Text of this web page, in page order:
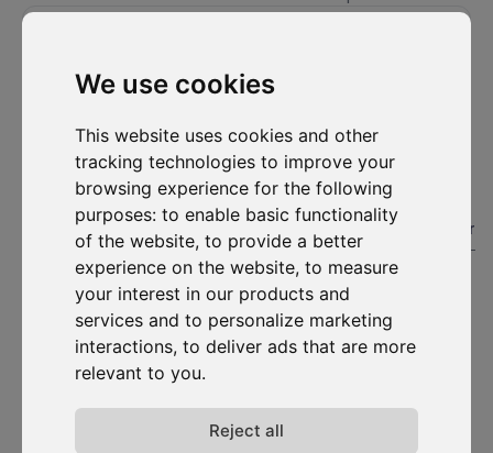
We use cookies
This website uses cookies and other
tracking technologies to improve your
browsing experience for the following
purposes: to enable basic functionality
of the website, to provide a better
experience on the website, to measure
your interest in our products and
services and to personalize marketing
interactions, to deliver ads that are more
relevant to you.
Reject all
Je souhaite m'abonner à la newsletter et accepte d'être
contacté à des fins de prospection commerciale.
S'abonner
Solutions
#1. Carbon Cockpit
D-
Carbonize
À propos
Rencontrez
l'équipe
Rejoignez-
nous
Ressources
Etudes de cas
Blog
Webinaires
Média
Nous
contacter
Contactez-
nous
Cockpit